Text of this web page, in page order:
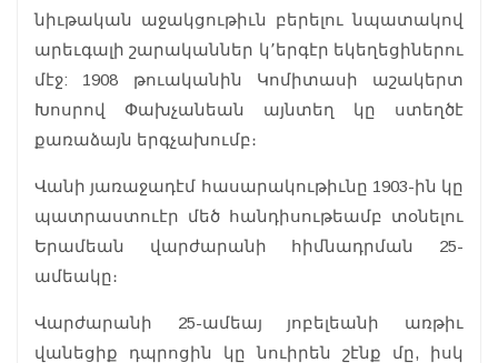
նիւթական աջակցութիւն բերելու նպատակով
արեւգալի շարականներ կ՚երգէր եկեղեցիներու
մէջ: 1908 թուականին Կոմիտասի աշակերտ
Խոսրով Փախչանեան այնտեղ կը ստեղծէ
քառաձայն երգչախումբ։
Վանի յառաջադէմ հասարակութիւնը 1903-ին կը
պատրաստուէր մեծ հանդիսութեամբ տօնելու
Երամեան վարժարանի հիմնադրման 25-
ամեակը։
Վարժարանի 25-ամեայ յոբելեանի առթիւ
վանեցիք դպրոցին կը նուիրեն շէնք մը, իսկ